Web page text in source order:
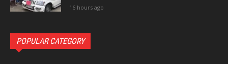
16 hours ago
POPULAR CATEGORY